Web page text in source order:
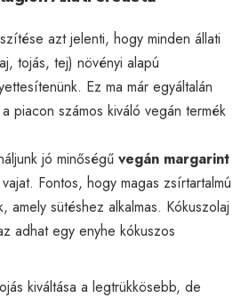
azt jelenti, hogy minden állati
tojás, tej) növényi alapú
Ez ma már egyáltalán
piacon számos kiváló vegán termék
jó minőségű vegán margarint
Fontos, hogy magas zsírtartalmú
amely sütéshez alkalmas. Kókuszolaj
adhat egy enyhe kókuszos
kiváltása a legtrükkösebb, de